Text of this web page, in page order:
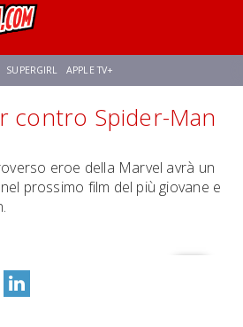
SUPERGIRL APPLE TV+
STAR TREK AVENGERS: DOOMSDAY
GOODING
contro Spider-Man
eroe della Marvel avrà un
prossimo film del più giovane e